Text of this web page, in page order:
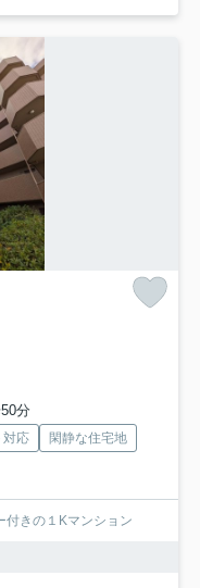
分
対応
閑静な住宅地
付きの１Kマンション